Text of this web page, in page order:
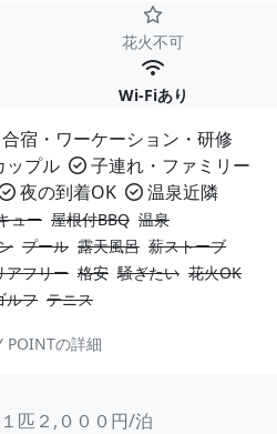
花火不可
Wi-Fiあり
合宿・ワーケーション・研修
ップル
子連れ・ファミリー
夜の到着OK
温泉近隣
ュー 屋根付BBQ 温泉
プール 露天風呂 薪ストーブ
アフリー 格安 騒ぎたい 花火OK
ルフ テニス
POINTの詳細
匹２,０００円/泊